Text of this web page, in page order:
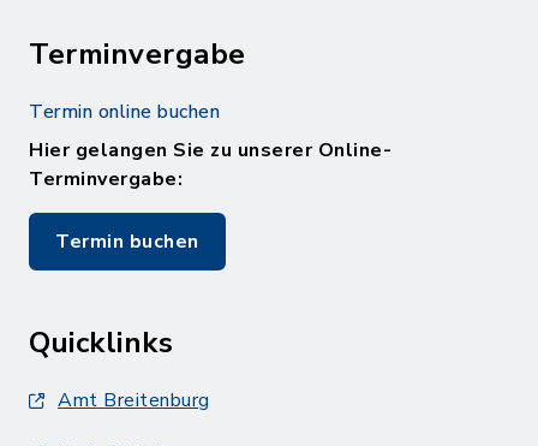
Terminvergabe
Termin online buchen
Hier gelangen Sie zu unserer Online-
Terminvergabe:
Termin buchen
Quicklinks
Amt Breitenburg